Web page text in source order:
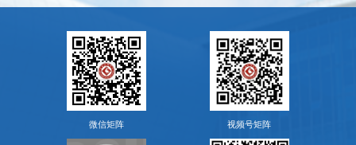
微信矩阵 视频号矩阵